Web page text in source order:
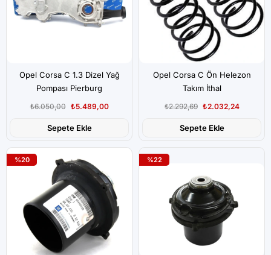
Opel Corsa C 1.3 Dizel Yağ
Pompası Pierburg
₺5.489,00
₺6.050,00
Sepete Ekle
Opel Corsa C Ön Helezon
Takım İthal
₺2.032,24
₺2.292,69
Sepete Ekle
%20 %22